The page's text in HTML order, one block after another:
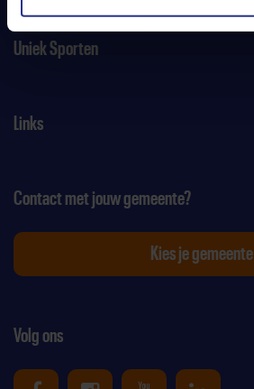
Uniek Sporten
Links
Volg ons
Contact met jouw gemeente?
Kies je gemeente